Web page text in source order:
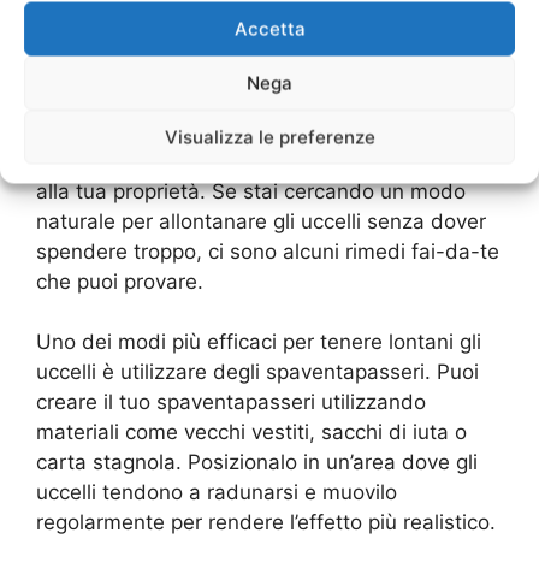
Accetta
Nega
Visualizza le preferenze
lontani gli uccelli
Gli uccelli possono essere una piacevole
compagnia, ma quando diventano troppo
alla tua proprietà. Se stai cercando un modo
naturale per allontanare gli uccelli senza dover
spendere troppo, ci sono alcuni rimedi fai-da-te
che puoi provare.
Uno dei modi più efficaci per tenere lontani gli
uccelli è utilizzare degli spaventapasseri. Puoi
creare il tuo spaventapasseri utilizzando
materiali come vecchi vestiti, sacchi di iuta o
carta stagnola. Posizionalo in un’area dove gli
uccelli tendono a radunarsi e muovilo
regolarmente per rendere l’effetto più realistico.